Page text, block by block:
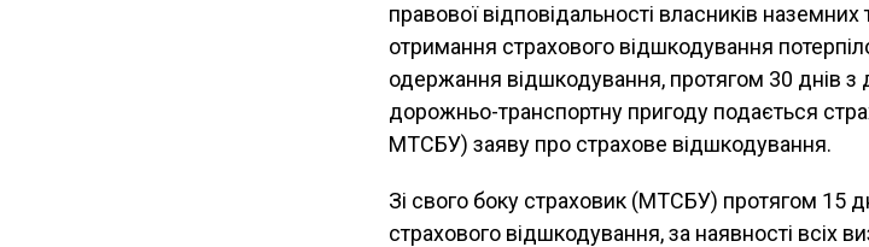
правової відповідальності власників
отримання страхового відшкодування
одержання відшкодування, протягом 30 днів
дорожньо-транспортну пригоду подається
МТСБУ) заяву про страхове відшкодування.
Зі свого боку страховик (МТСБУ) протягом 15
страхового відшкодування, за наявності всіх